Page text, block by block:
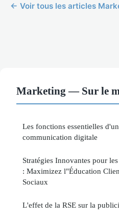
← Voir tous les articles
Marketing — Sur le
Les fonctions essentielles
communication digitale
Stratégies Innovantes pour
: Maximizez l"Éducation
Sociaux
L'effet de la RSE sur la